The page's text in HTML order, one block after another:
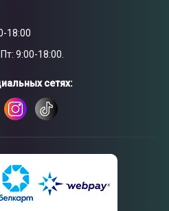
18:00
9:00-18:00.
сетях: